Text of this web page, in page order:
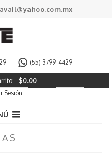
(55) 3799-4429
- $0.00
Sesión